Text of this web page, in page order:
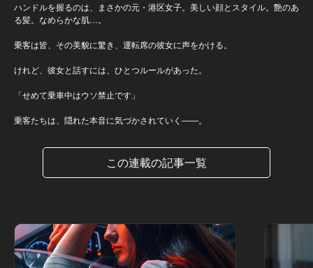
ハンドルを握るのは、まさかの元・港区女子。美しい顔とスタイル。艶のあ
る髪。なめらかな肌…。
乗客は皆、その美貌に驚き、運転席の彼女に声をかける。
けれど、彼女と話すには、ひとつルールがあった。
「せめて乗車中はウソ禁止です」
乗客たちは、隠れた本音に気づかされていく――。
この連載の記事一覧